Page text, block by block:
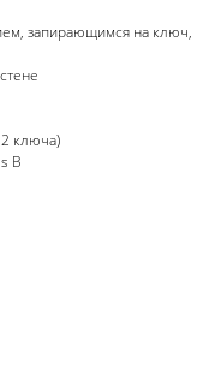
запирающимся на ключ,
ключа)
B